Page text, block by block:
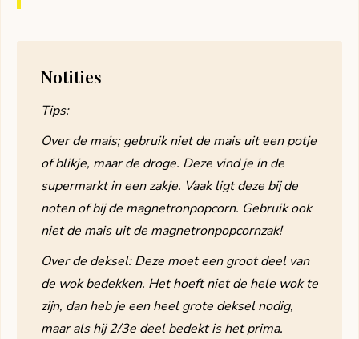
Notities
Tips:
Over de mais; gebruik niet de mais uit een potje
of blikje, maar de droge. Deze vind je in de
supermarkt in een zakje. Vaak ligt deze bij de
noten of bij de magnetronpopcorn. Gebruik ook
niet de mais uit de magnetronpopcornzak!
Over de deksel: Deze moet een groot deel van
de wok bedekken. Het hoeft niet de hele wok te
zijn, dan heb je een heel grote deksel nodig,
maar als hij 2/3e deel bedekt is het prima.